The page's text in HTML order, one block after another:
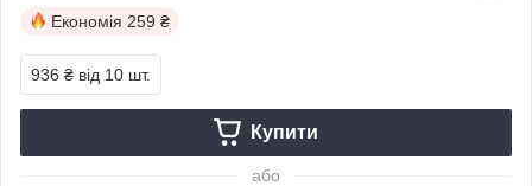
Економія 259 ₴
936 ₴ від 10 шт.
Купити
або